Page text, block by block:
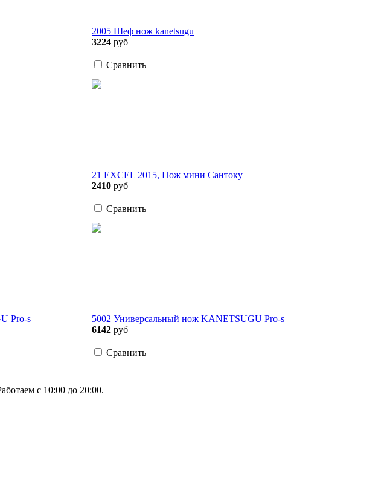
2005 Шеф нож kanetsugu
3224 руб
Сравнить
21 EXCEL 2015, Нож мини Сантоку
2410 руб
Сравнить
Pro-s
5002 Универсальный нож KANETSUGU Pro-s
6142 руб
Сравнить
с 10:00 до 20:00.